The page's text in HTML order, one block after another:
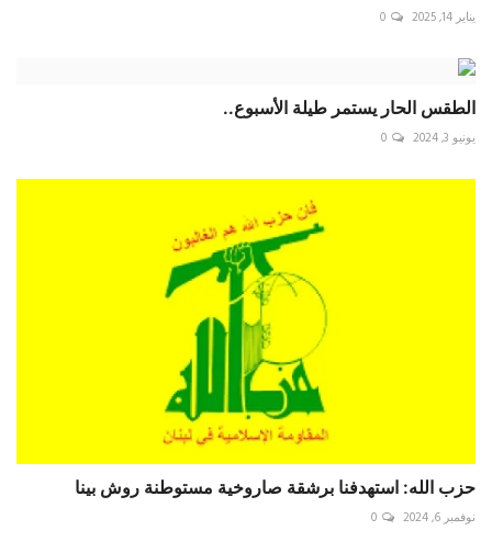
يناير 14, 2025 0
الطقس الحار يستمر طيلة الأسبوع..
يونيو 3, 2024 0
حزب الله: استهدفنا برشقة صاروخية مستوطنة روش بينا
نوفمبر 6, 2024 0